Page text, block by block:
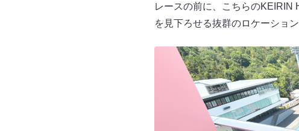
レースの前に、こちらのKEIRIN
を見下ろせる抜群のロケーション